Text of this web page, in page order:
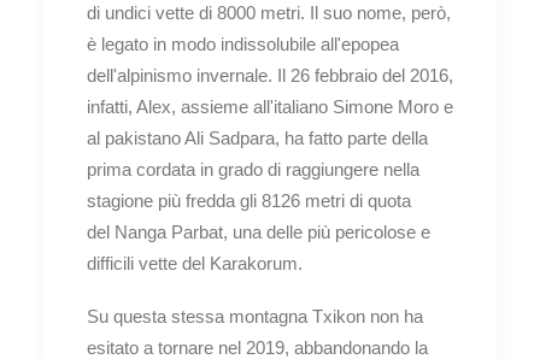
di undici vette di 8000 metri. Il suo nome, però,
è legato in modo indissolubile all'epopea
dell'alpinismo invernale. Il 26 febbraio del 2016,
infatti, Alex, assieme all'italiano Simone Moro e
al pakistano Ali Sadpara, ha fatto parte della
prima cordata in grado di raggiungere nella
stagione più fredda gli 8126 metri di quota
del Nanga Parbat, una delle più pericolose e
difficili vette del Karakorum.
Su questa stessa montagna Txikon non ha
esitato a tornare nel 2019, abbandonando la